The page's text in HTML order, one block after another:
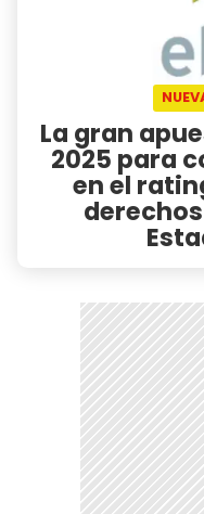
La gran
2025 para
en el